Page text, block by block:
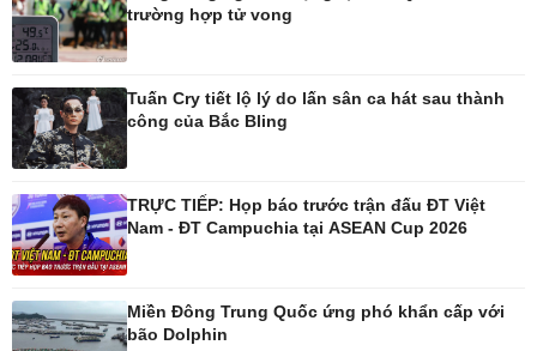
Pháp luật
Vụ án
Tin nóng
Tư vấn luật
eSports
Hậu trường
trường hợp tử vong
Tuấn Cry tiết lộ lý do lấn sân ca hát sau thành
công của Bắc Bling
TRỰC TIẾP: Họp báo trước trận đấu ĐT Việt
Nam - ĐT Campuchia tại ASEAN Cup 2026
Miền Đông Trung Quốc ứng phó khẩn cấp với
bão Dolphin